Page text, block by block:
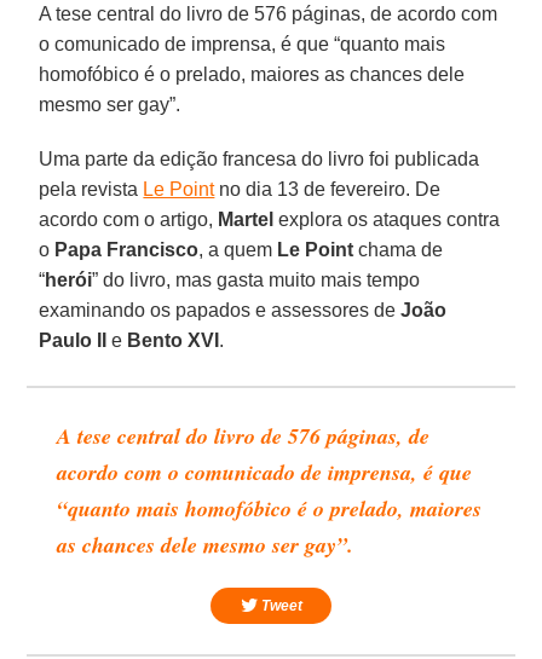
A tese central do livro de 576 páginas, de acordo com
o comunicado de imprensa, é que “quanto mais
homofóbico é o prelado, maiores as chances dele
mesmo ser gay”.
Uma parte da edição francesa do livro foi publicada
pela revista Le Pointno dia 13 de fevereiro. De
acordo com o artigo, Martel explora os ataques contra
o Papa Francisco, a quem Le Point chama de
“herói” do livro, mas gasta muito mais tempo
examinando os papados e assessores deJoão
Paulo II
e Bento XVI .
A tese central do livro de 576 páginas, de
acordo com o comunicado de imprensa, é que
“quanto mais homofóbico é o prelado, maiores
as chances dele mesmo ser gay”.
Tweet